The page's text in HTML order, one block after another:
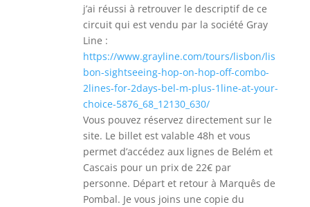
j’ai réussi à retrouver le descriptif de ce
circuit qui est vendu par la société Gray
Line :
https://www.grayline.com/tours/lisbon/lis
bon-sightseeing-hop-on-hop-off-combo-
2lines-for-2days-bel-m-plus-1line-at-your-
choice-5876_68_12130_630/
Vous pouvez réservez directement sur le
site. Le billet est valable 48h et vous
permet d’accédez aux lignes de Belém et
Cascais pour un prix de 22€ par
personne. Départ et retour à Marquês de
Pombal. Je vous joins une copie du